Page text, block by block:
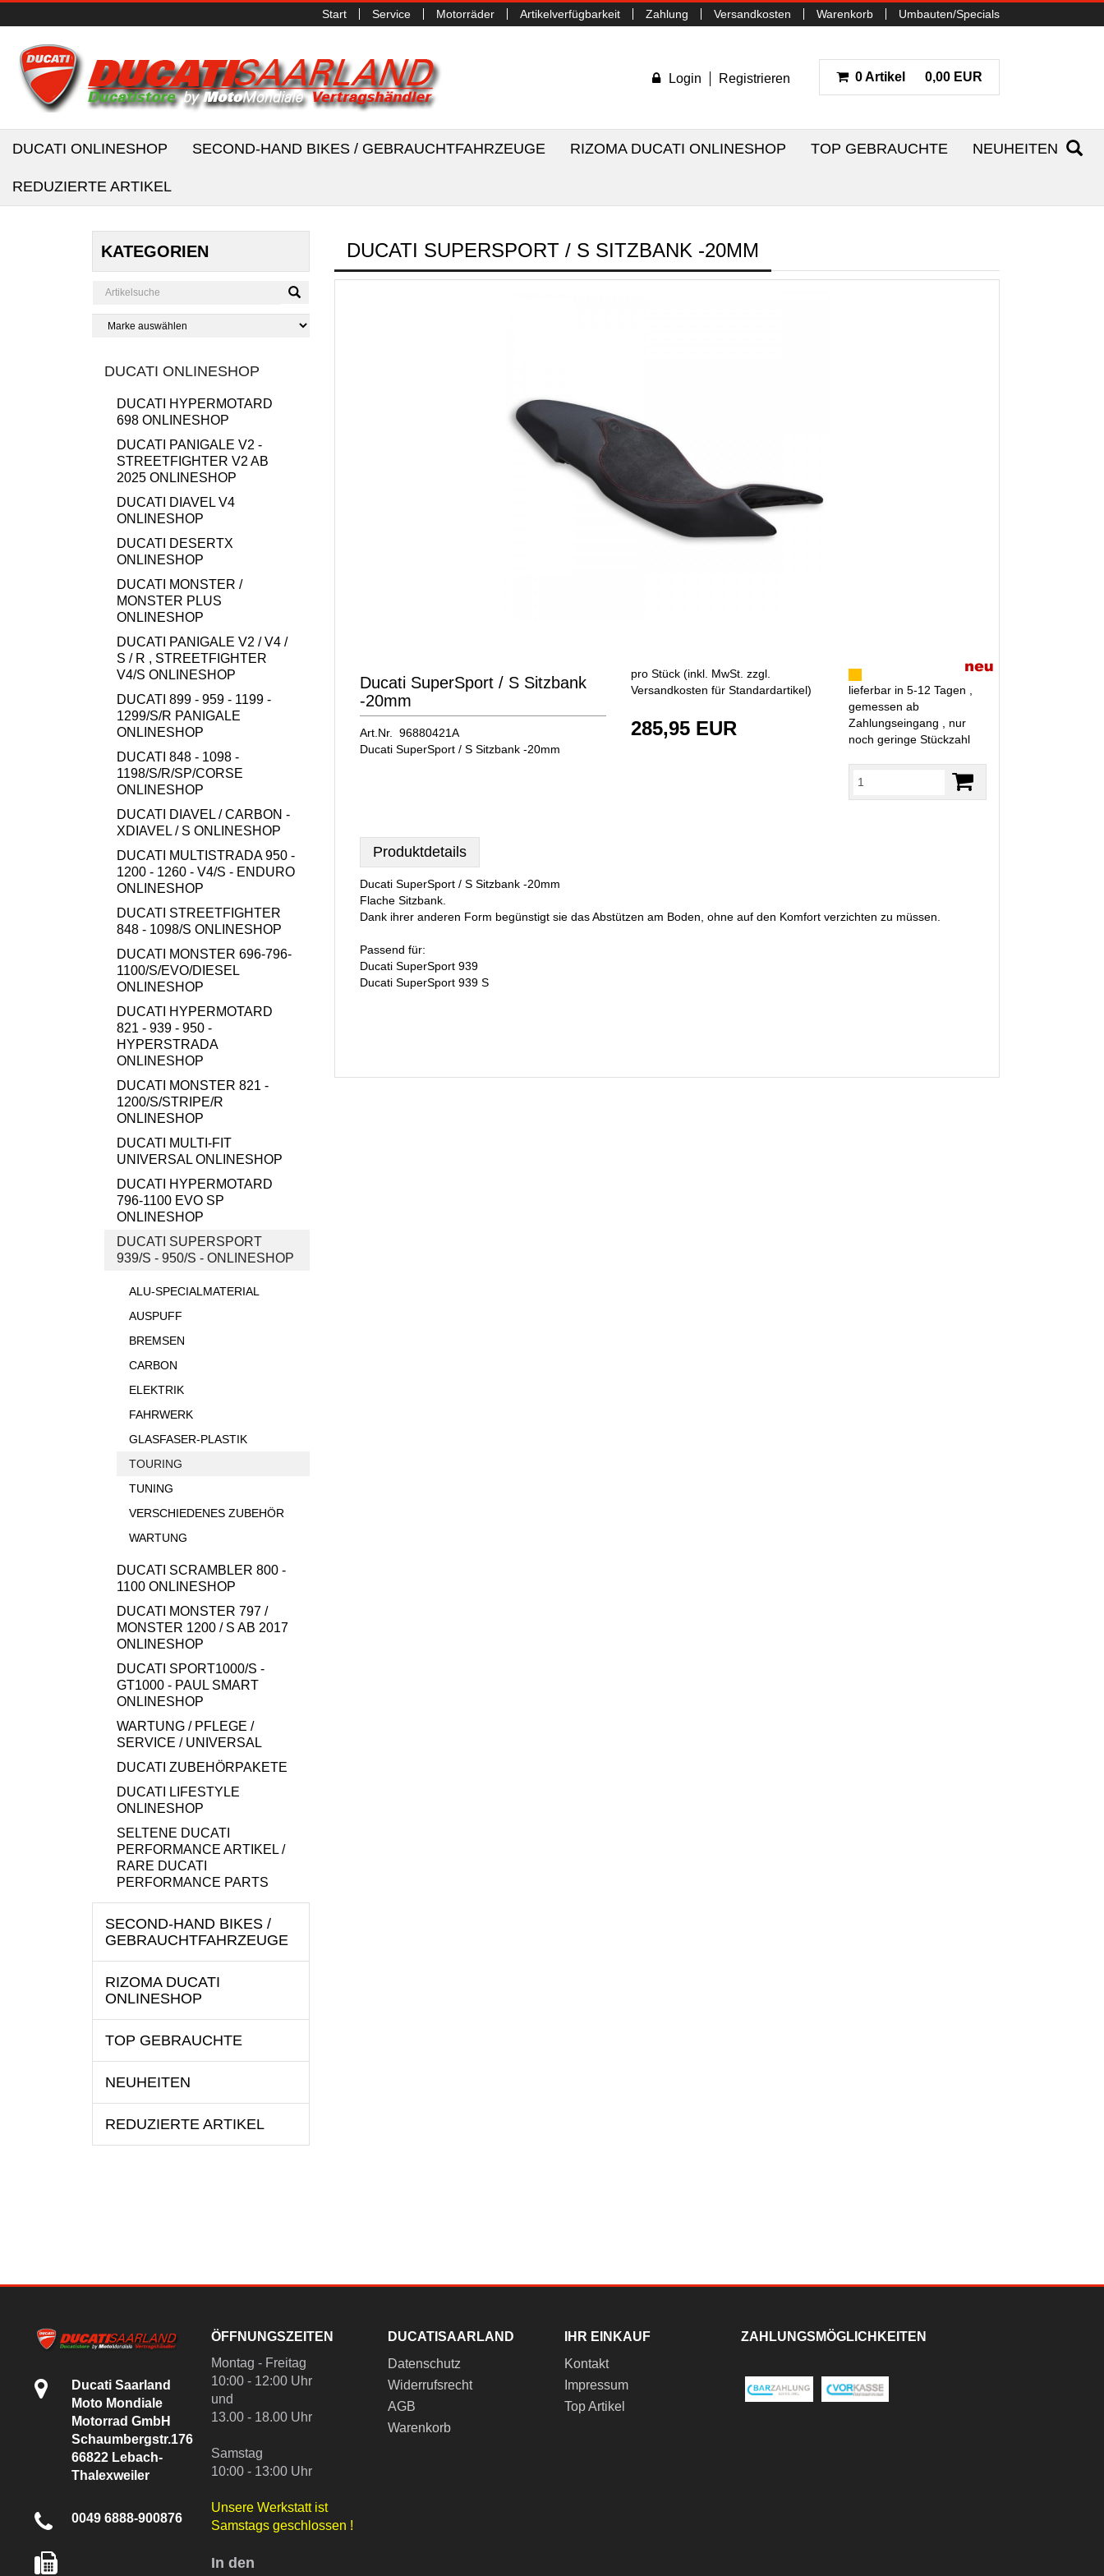
Start Service Motorräder Artikelverfügbarkeit Zahlung Versandkosten Warenkorb Umbauten/Specials
Login Registrieren 0 Artikel 0,00 EUR
DUCATI ONLINESHOP SECOND-HAND BIKES / GEBRAUCHTFAHRZEUGE RIZOMA DUCATI ONLINESHOP TOP GEBRAUCHTE NEUHEITEN
REDUZIERTE ARTIKEL
KATEGORIEN
DUCATI ONLINESHOP
DUCATI HYPERMOTARD
698 ONLINESHOP
DUCATI PANIGALE V2 -
STREETFIGHTER V2 AB
2025 ONLINESHOP
DUCATI DIAVEL V4
ONLINESHOP
DUCATI DESERTX
ONLINESHOP
DUCATI MONSTER /
MONSTER PLUS
ONLINESHOP
DUCATI PANIGALE V2 / V4 /
S / R , STREETFIGHTER
V4/S ONLINESHOP
DUCATI 899 - 959 - 1199 -
1299/S/R PANIGALE
ONLINESHOP
DUCATI 848 - 1098 -
1198/S/R/SP/CORSE
ONLINESHOP
DUCATI DIAVEL / CARBON -
XDIAVEL / S ONLINESHOP
DUCATI MULTISTRADA 950 -
1200 - 1260 - V4/S - ENDURO
ONLINESHOP
DUCATI STREETFIGHTER
848 - 1098/S ONLINESHOP
DUCATI MONSTER 696-796-
1100/S/EVO/DIESEL
ONLINESHOP
DUCATI HYPERMOTARD
821 - 939 - 950 -
HYPERSTRADA
ONLINESHOP
DUCATI MONSTER 821 -
1200/S/STRIPE/R
ONLINESHOP
DUCATI MULTI-FIT
UNIVERSAL ONLINESHOP
DUCATI HYPERMOTARD
796-1100 EVO SP
ONLINESHOP
DUCATI SUPERSPORT
939/S - 950/S - ONLINESHOP
ALU-SPECIALMATERIAL
AUSPUFF
BREMSEN
CARBON
ELEKTRIK
FAHRWERK
GLASFASER-PLASTIK
TOURING
TUNING
VERSCHIEDENES ZUBEHÖR
WARTUNG
DUCATI SCRAMBLER 800 -
1100 ONLINESHOP
DUCATI MONSTER 797 /
MONSTER 1200 / S AB 2017
ONLINESHOP
DUCATI SPORT1000/S -
GT1000 - PAUL SMART
ONLINESHOP
WARTUNG / PFLEGE /
SERVICE / UNIVERSAL
DUCATI ZUBEHÖRPAKETE
DUCATI LIFESTYLE
ONLINESHOP
SELTENE DUCATI
PERFORMANCE ARTIKEL /
RARE DUCATI
PERFORMANCE PARTS
SECOND-HAND BIKES /
GEBRAUCHTFAHRZEUGE
RIZOMA DUCATI
ONLINESHOP
TOP GEBRAUCHTE
NEUHEITEN
REDUZIERTE ARTIKEL
DUCATI SUPERSPORT / S SITZBANK -20MM
Ducati SuperSport / S Sitzbank
-20mm
Art.Nr. 96880421A
Ducati SuperSport / S Sitzbank -20mm
pro Stück (inkl. MwSt. zzgl.
Versandkosten für Standardartikel)
285,95 EUR
lieferbar in 5-12 Tagen ,
gemessen ab
Zahlungseingang , nur
noch geringe Stückzahl
Produktdetails
Ducati SuperSport / S Sitzbank -20mm
Flache Sitzbank.
Dank ihrer anderen Form begünstigt sie das Abstützen am Boden, ohne auf den Komfort verzichten zu müssen.
Passend für:
Ducati SuperSport 939
Ducati SuperSport 939 S
Ducati Saarland
Moto Mondiale
Motorrad GmbH
Schaumbergstr.176
66822 Lebach-
Thalexweiler
0049 6888-900876
ÖFFNUNGSZEITEN
Montag - Freitag
10:00 - 12:00 Uhr
und
13.00 - 18.00 Uhr
Samstag
10:00 - 13:00 Uhr
Unsere Werkstatt ist
Samstags geschlossen !
In den
DUCATISAARLAND
Datenschutz
Widerrufsrecht
AGB
Warenkorb
IHR EINKAUF
Kontakt
Impressum
Top Artikel
ZAHLUNGSMÖGLICHKEITEN